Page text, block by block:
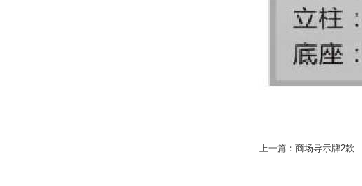
上一篇： 商场导示牌2款